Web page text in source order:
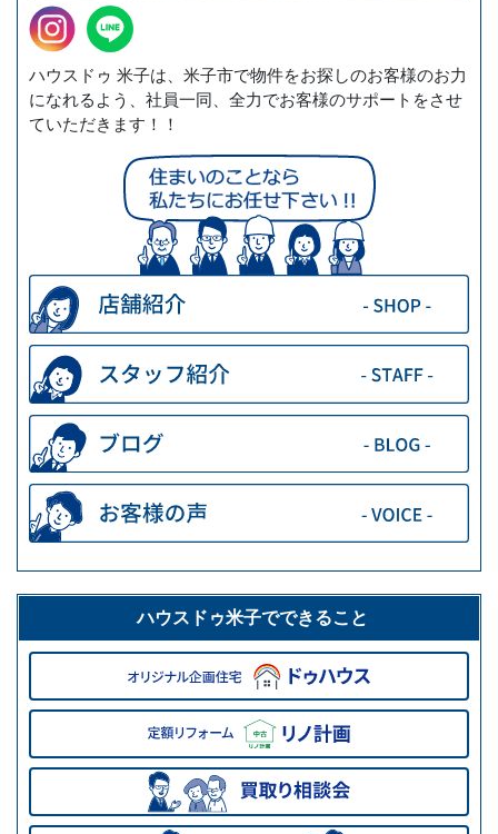
ハウスドゥ 米子は、米子市で物件をお探しのお客様のお力
になれるよう、社員一同、全力でお客様のサポートをさせ
ていただきます！！
ハウスドゥ米子でできること